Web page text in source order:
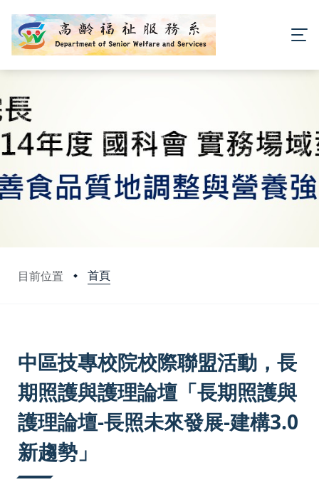
目前位置 首頁
中區技專校院校際聯盟活動，長
期照護與護理論壇「長期照護與
護理論壇-長照未來發展-建構3.0
新趨勢」